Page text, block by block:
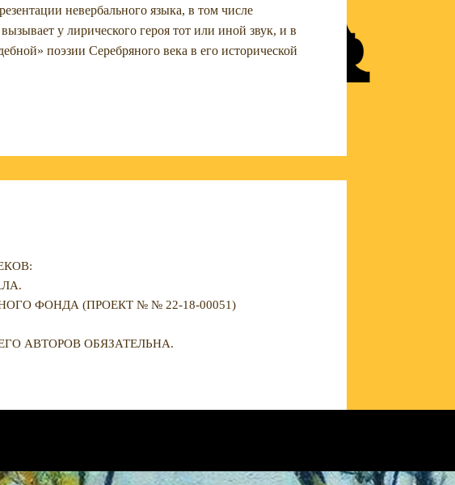
невербального языка, в том числе
у лирического героя тот или иной звук, и в
поэзии Серебряного века в его исторической
ФОНДА (ПРОЕКТ № № 22-18-00051)
АВТОРОВ ОБЯЗАТЕЛЬНА.